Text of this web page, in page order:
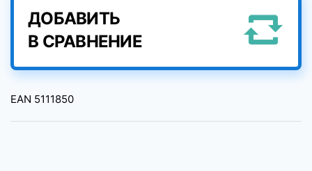
ДОБАВИТЬ
В СРАВНЕНИЕ
EAN 5111850